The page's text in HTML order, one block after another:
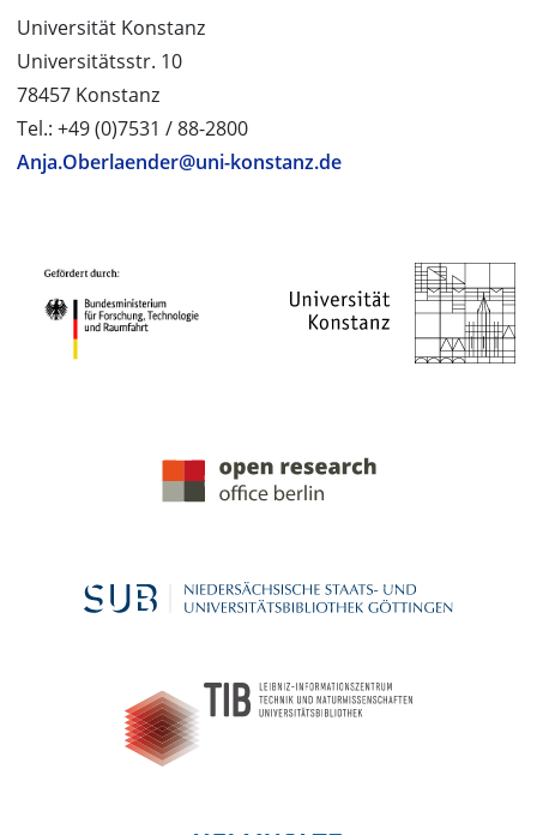
Universität Konstanz
Universitätsstr. 10
78457 Konstanz
Tel.: +49 (0)7531 / 88-2800
Anja.Oberlaender@uni-konstanz.de